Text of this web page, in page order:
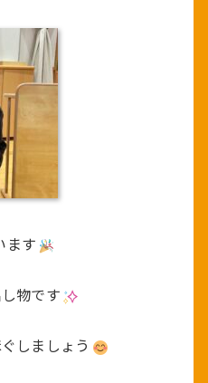
ます
物です
しましょう